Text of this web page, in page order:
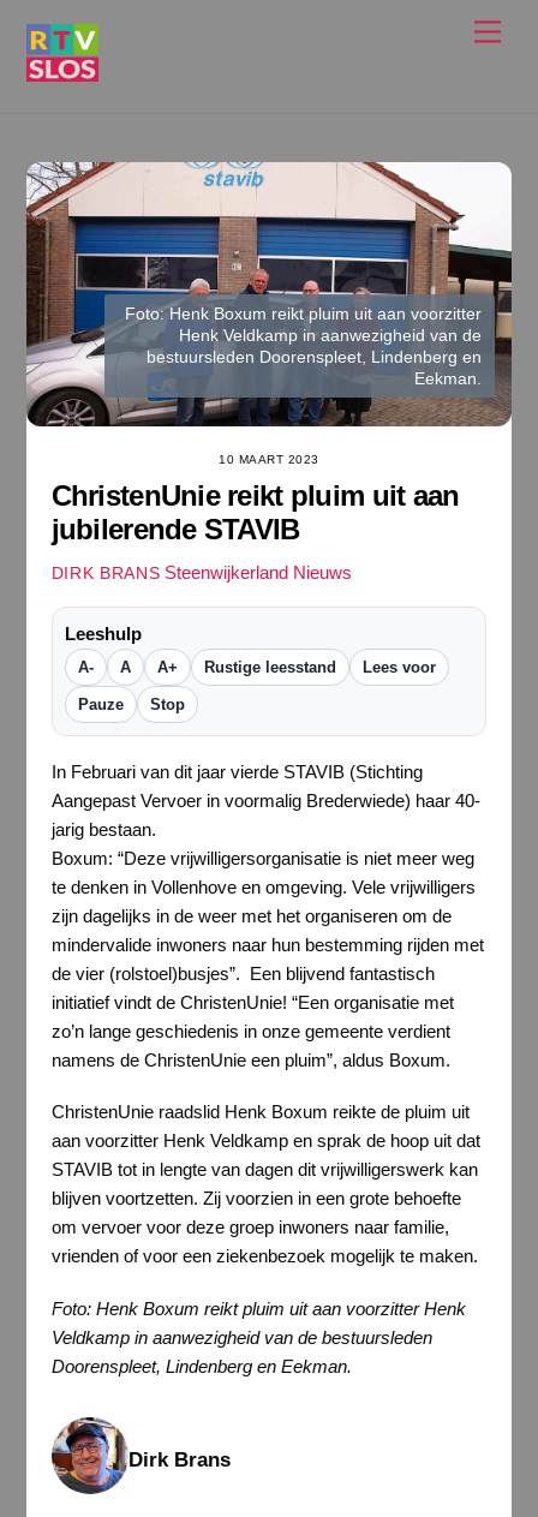
Foto: Henk Boxum reikt pluim uit aan voorzitter
Henk Veldkamp in aanwezigheid van de
bestuursleden Doorenspleet, Lindenberg en
Eekman.
10 MAART 2023
ChristenUnie reikt pluim uit aan
jubilerende STAVIB
DIRK BRANS Steenwijkerland Nieuws
Leeshulp
A- A A+ Rustige leesstand Lees voor
Pauze Stop
In Februari van dit jaar vierde STAVIB (Stichting
Aangepast Vervoer in voormalig Brederwiede) haar 40-
jarig bestaan.
Boxum: “Deze vrijwilligersorganisatie is niet meer weg
te denken in Vollenhove en omgeving. Vele vrijwilligers
zijn dagelijks in de weer met het organiseren om de
mindervalide inwoners naar hun bestemming rijden met
de vier (rolstoel)busjes”. Een blijvend fantastisch
initiatief vindt de ChristenUnie! “Een organisatie met
zo’n lange geschiedenis in onze gemeente verdient
namens de ChristenUnie een pluim”, aldus Boxum.
ChristenUnie raadslid Henk Boxum reikte de pluim uit
aan voorzitter Henk Veldkamp en sprak de hoop uit dat
STAVIB tot in lengte van dagen dit vrijwilligerswerk kan
blijven voortzetten. Zij voorzien in een grote behoefte
om vervoer voor deze groep inwoners naar familie,
vrienden of voor een ziekenbezoek mogelijk te maken.
Foto: Henk Boxum reikt pluim uit aan voorzitter Henk
Veldkamp in aanwezigheid van de bestuursleden
Doorenspleet, Lindenberg en Eekman.
Dirk Brans